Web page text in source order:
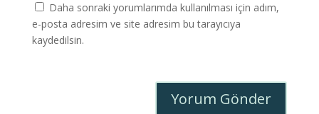
Daha sonraki yorumlarımda kullanılması için adım,
e-posta adresim ve site adresim bu tarayıcıya
kaydedilsin.